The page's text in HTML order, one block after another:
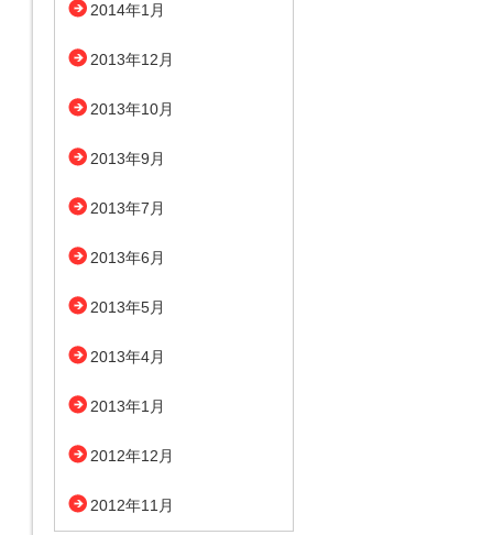
2014年1月
2013年12月
2013年10月
2013年9月
2013年7月
2013年6月
2013年5月
2013年4月
2013年1月
2012年12月
2012年11月